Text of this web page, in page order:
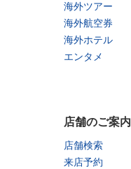
海外ツアー
海外航空券
海外ホテル
エンタメ
店舗のご案内
店舗検索
来店予約